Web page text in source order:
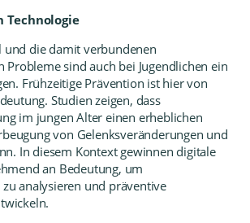
Technologie
und die damit verbundenen
Probleme sind auch bei Jugendlichen ein
Frühzeitige Prävention ist hier von
Studien zeigen, dass
im jungen Alter einen erheblichen
von Gelenksveränderungen und
In diesem Kontext gewinnen digitale
an Bedeutung, um
analysieren und präventive